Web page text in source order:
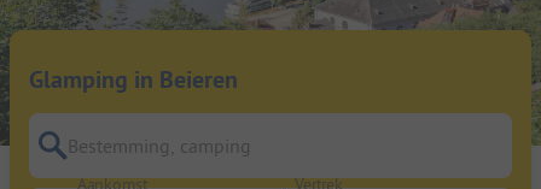
Glamping in Beieren
Bestemming, camping
Aankomst Vertrek